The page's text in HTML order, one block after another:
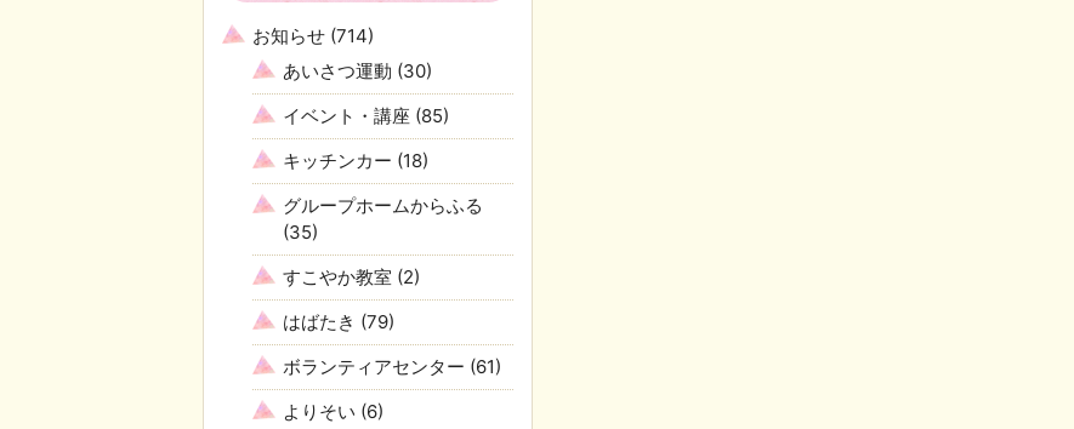
お知らせ (714)
あいさつ運動 (30)
イベント・講座 (85)
キッチンカー (18)
グループホームからふる
(35)
すこやか教室 (2)
はばたき (79)
ボランティアセンター (61)
よりそい (6)